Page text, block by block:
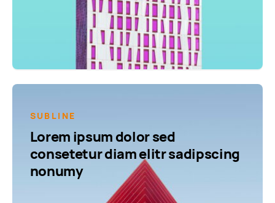
SUBLINE
Lorem ipsum dolor sed
consetetur diam elitr sadipscing
nonumy